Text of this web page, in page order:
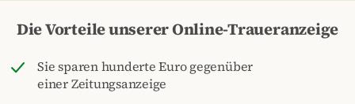
Die Vorteile unserer Online-Traueranzeige
Sie sparen hunderte Euro gegenüber
einer Zeitungsanzeige